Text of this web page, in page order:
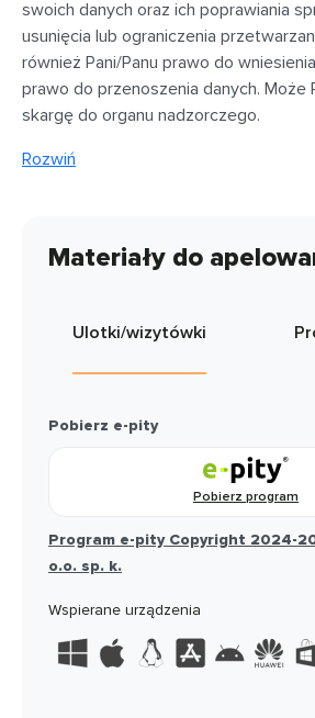
Materiały do
Ulotki/wizytówki
Pobierz e-pity
Pobierz program
Program e-pity Copyright 2024-
o.o. sp. k.
Wspierane urządzenia
swoich danych oraz ich poprawiania
usunięcia lub ograniczenia
również Pani/Panu prawo do
prawo do przenoszenia danych. Może
skargę do organu nadzorczego.
Rozwiń